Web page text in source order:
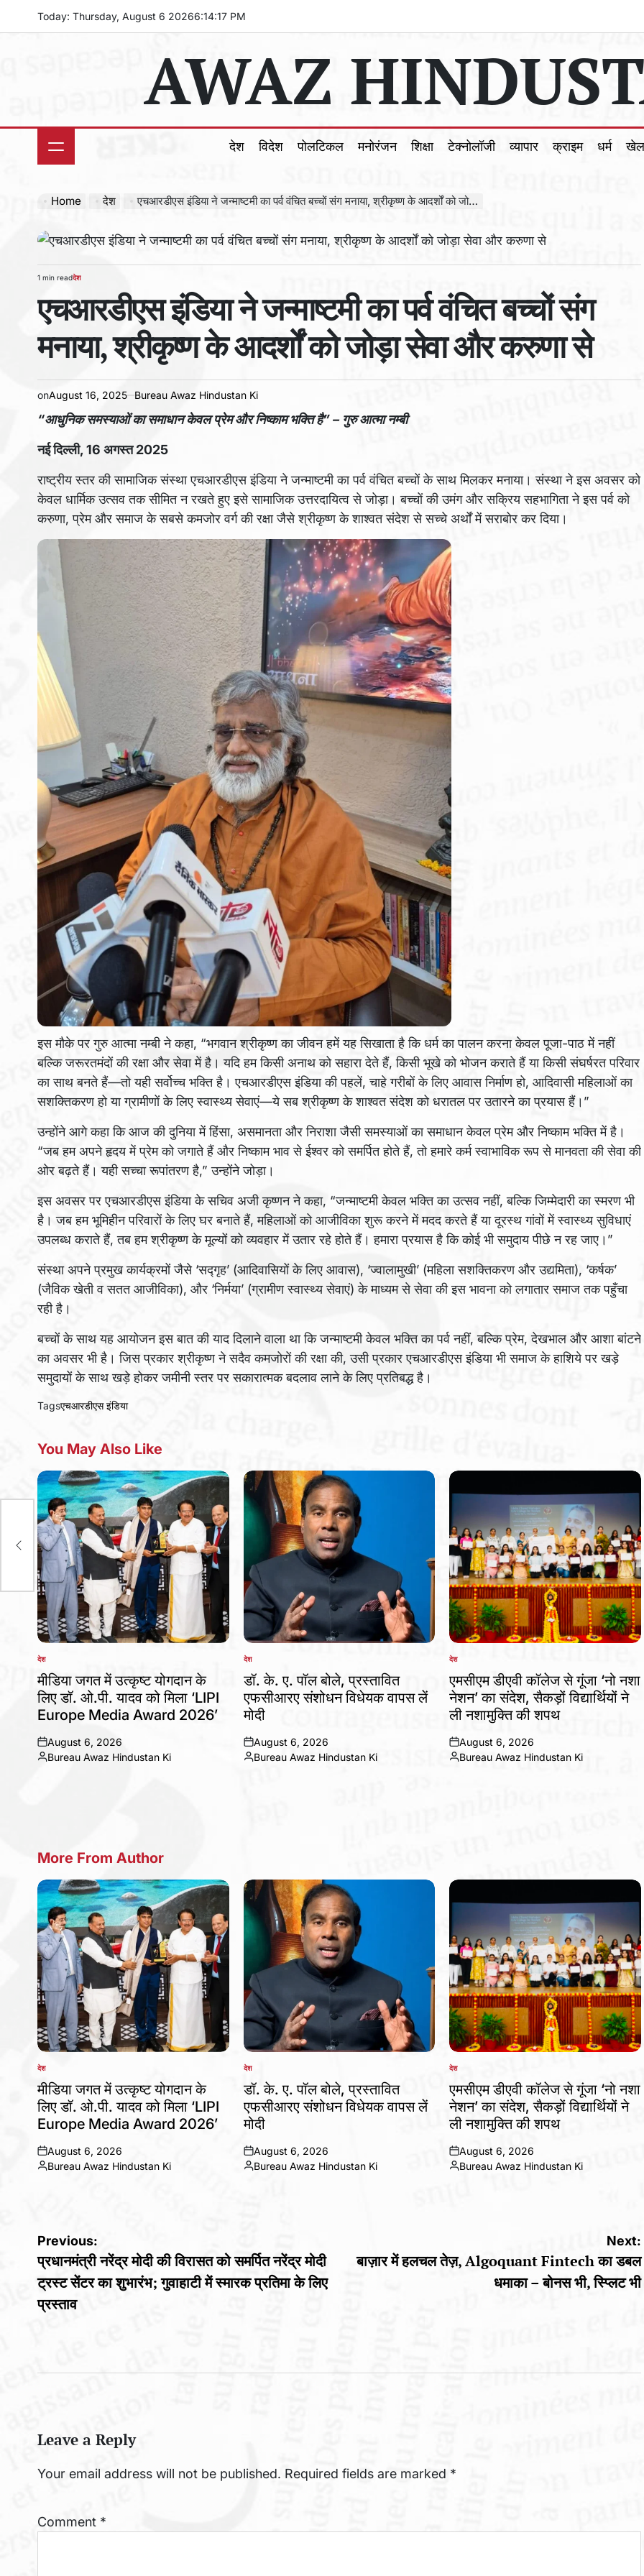
Today: Thursday, August 6 20266:14:19 PM
AWAZ
देश विदेश पोलटिकल मनोरंजन शिक्षा टेक्नोलॉजी व्यापार क्राइम धर्म खेल
Home देश एचआरडीएस इंडिया ने जन्माष्टमी का पर्व वंचित बच्चों संग मनाया, श्रीकृष्ण के आदर्शों को जोड़ा सेवा और करुणा से
Estimated
time
1 min readPOSTED
देश
एचआरडीएस इंडिया ने जन्माष्टमी का पर्व वंचित बच्चों संग
मनाया, श्रीकृष्ण के आदर्शों को जोड़ा सेवा और करुणा से
onAugust 16, 2025 Bureau Awaz Hindustan Ki
“आधुनिक समस्याओं का समाधान केवल प्रेम और निष्काम भक्ति है” – गुरु आत्मा नम्‍बी
नई दिल्ली, 16 अगस्त 2025
राष्ट्रीय स्तर की सामाजिक संस्था एचआरडीएस इंडिया ने जन्माष्टमी का पर्व वंचित बच्चों के साथ मिलकर मनाया। संस्था ने इस अवसर को
केवल धार्मिक उत्सव तक सीमित न रखते हुए इसे सामाजिक उत्तरदायित्व से जोड़ा। बच्चों की उमंग और सक्रिय सहभागिता ने इस पर्व को
करुणा, प्रेम और समाज के सबसे कमजोर वर्ग की रक्षा जैसे श्रीकृष्ण के शाश्वत संदेश से सच्चे अर्थों में सराबोर कर दिया।
इस मौके पर गुरु आत्मा नम्‍बी ने कहा, “भगवान श्रीकृष्ण का जीवन हमें यह सिखाता है कि धर्म का पालन करना केवल पूजा-पाठ में नहीं
बल्कि जरूरतमंदों की रक्षा और सेवा में है। यदि हम किसी अनाथ को सहारा देते हैं, किसी भूखे को भोजन कराते हैं या किसी संघर्षरत परिवार
का साथ बनते हैं—तो यही सर्वोच्च भक्ति है। एचआरडीएस इंडिया की पहलें, चाहे गरीबों के लिए आवास निर्माण हो, आदिवासी महिलाओं का
सशक्तिकरण हो या ग्रामीणों के लिए स्वास्थ्य सेवाएं—ये सब श्रीकृष्ण के शाश्वत संदेश को धरातल पर उतारने का प्रयास हैं।”
उन्होंने आगे कहा कि आज की दुनिया में हिंसा, असमानता और निराशा जैसी समस्याओं का समाधान केवल प्रेम और निष्काम भक्ति में है।
“जब हम अपने हृदय में प्रेम को जगाते हैं और निष्काम भाव से ईश्वर को समर्पित होते हैं, तो हमारे कर्म स्वाभाविक रूप से मानवता की सेवा की
ओर बढ़ते हैं। यही सच्चा रूपांतरण है,” उन्होंने जोड़ा।
इस अवसर पर एचआरडीएस इंडिया के सचिव अजी कृष्णन ने कहा, “जन्माष्टमी केवल भक्ति का उत्सव नहीं, बल्कि जिम्मेदारी का स्मरण भी
है। जब हम भूमिहीन परिवारों के लिए घर बनाते हैं, महिलाओं को आजीविका शुरू करने में मदद करते हैं या दूरस्थ गांवों में स्वास्थ्य सुविधाएं
उपलब्ध कराते हैं, तब हम श्रीकृष्ण के मूल्यों को व्यवहार में उतार रहे होते हैं। हमारा प्रयास है कि कोई भी समुदाय पीछे न रह जाए।”
संस्था अपने प्रमुख कार्यक्रमों जैसे ‘सद्गृह’ (आदिवासियों के लिए आवास), ‘ज्वालामुखी’ (महिला सशक्तिकरण और उद्यमिता), ‘कर्षक’
(जैविक खेती व सतत आजीविका), और ‘निर्मया’ (ग्रामीण स्वास्थ्य सेवाएं) के माध्यम से सेवा की इस भावना को लगातार समाज तक पहुँचा
रही है।
बच्चों के साथ यह आयोजन इस बात की याद दिलाने वाला था कि जन्माष्टमी केवल भक्ति का पर्व नहीं, बल्कि प्रेम, देखभाल और आशा बांटने
का अवसर भी है। जिस प्रकार श्रीकृष्ण ने सदैव कमजोरों की रक्षा की, उसी प्रकार एचआरडीएस इंडिया भी समाज के हाशिये पर खड़े
समुदायों के साथ खड़े होकर जमीनी स्तर पर सकारात्मक बदलाव लाने के लिए प्रतिबद्ध है।
Tagsएचआरडीएस इंडिया
You May Also Like
POSTED
IN
देश
मीडिया जगत में उत्कृष्ट योगदान के
लिए डॉ. ओ.पी. यादव को मिला ‘LIPI
Europe Media Award 2026’
on
August 6, 2026
Posted
Bureau Awaz Hindustan Ki
POSTED
देश
डॉ. के. ए. पॉल बोले, प्रस्तावित
एफसीआरए संशोधन विधेयक वापस लें
मोदी
on
August 6, 2026
Posted
Bureau Awaz Hindustan Ki
POSTED
देश
एमसीएम डीएवी कॉलेज से गूंजा ‘नो नशा
नेशन’ का संदेश, सैकड़ों विद्यार्थियों ने
ली नशामुक्ति की शपथ
on
August 6, 2026
Posted
Bureau Awaz Hindustan Ki
More From Author
POSTED
IN
देश
मीडिया जगत में उत्कृष्ट योगदान के
लिए डॉ. ओ.पी. यादव को मिला ‘LIPI
Europe Media Award 2026’
on
August 6, 2026
Posted
Bureau Awaz Hindustan Ki
POSTED
देश
डॉ. के. ए. पॉल बोले, प्रस्तावित
एफसीआरए संशोधन विधेयक वापस लें
मोदी
on
August 6, 2026
Posted
Bureau Awaz Hindustan Ki
POSTED
देश
एमसीएम डीएवी कॉलेज से गूंजा ‘नो नशा
नेशन’ का संदेश, सैकड़ों विद्यार्थियों ने
ली नशामुक्ति की शपथ
on
August 6, 2026
Posted
Bureau Awaz Hindustan Ki
Post
navigation
Previous:
प्रधानमंत्री नरेंद्र मोदी की विरासत को समर्पित नरेंद्र मोदी
ट्रस्ट सेंटर का शुभारंभ; गुवाहाटी में स्मारक प्रतिमा के लिए
प्रस्ताव
Next:
बाज़ार में हलचल तेज़, Algoquant Fintech का डबल
धमाका – बोनस भी, स्प्लिट भी
Leave a Reply
Your email address will not be published. Required fields are marked *
Comment *